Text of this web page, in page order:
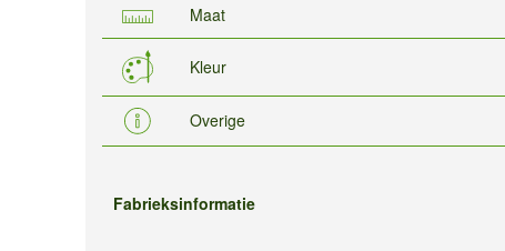
Maat
Kleur
Overige
Fabrieksinformatie